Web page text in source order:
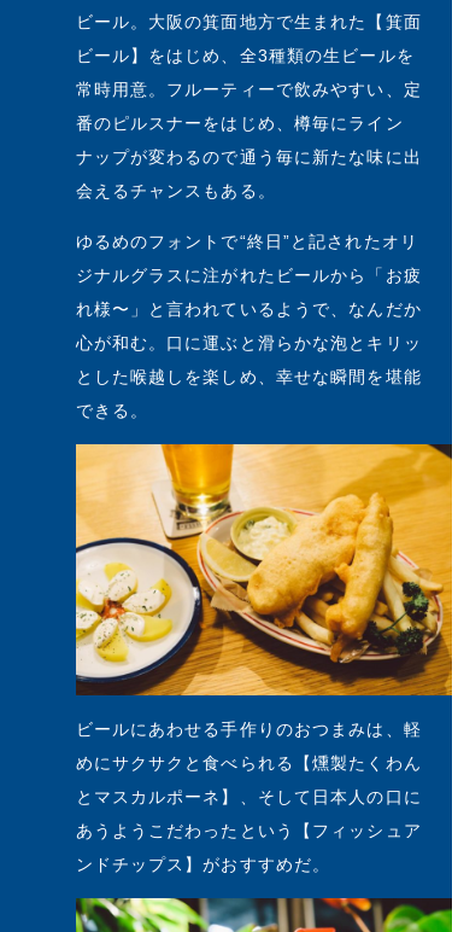
ビール。大阪の箕面地方で生まれた【箕面
ビール】をはじめ、全3種類の生ビールを
常時用意。フルーティーで飲みやすい、定
番のピルスナーをはじめ、樽毎にライン
ナップが変わるので通う毎に新たな味に出
会えるチャンスもある。
ゆるめのフォントで“終日”と記されたオリ
ジナルグラスに注がれたビールから「お疲
れ様〜」と言われているようで、なんだか
心が和む。口に運ぶと滑らかな泡とキリッ
とした喉越しを楽しめ、幸せな瞬間を堪能
できる。
ビールにあわせる手作りのおつまみは、軽
めにサクサクと食べられる【燻製たくわん
とマスカルポーネ】、そして日本人の口に
あうようこだわったという【フィッシュア
ンドチップス】がおすすめだ。